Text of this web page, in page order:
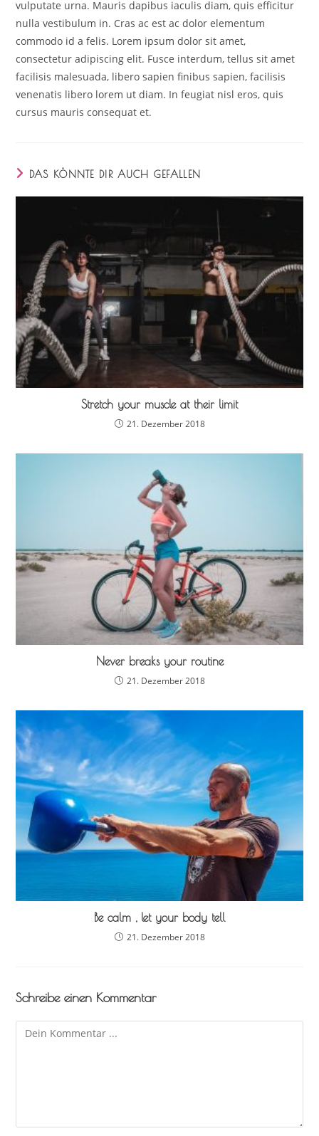
vulputate urna. Mauris dapibus iaculis diam, quis efficitur
nulla vestibulum in. Cras ac est ac dolor elementum
commodo id a felis. Lorem ipsum dolor sit amet,
consectetur adipiscing elit. Fusce interdum, tellus sit amet
facilisis malesuada, libero sapien finibus sapien, facilisis
venenatis libero lorem ut diam. In feugiat nisl eros, quis
cursus mauris consequat et.
DAS KÖNNTE DIR AUCH GEFALLEN
Stretch your muscle at their limit
21. Dezember 2018
Never breaks your routine
21. Dezember 2018
Be calm , let your body tell
21. Dezember 2018
Schreibe einen Kommentar